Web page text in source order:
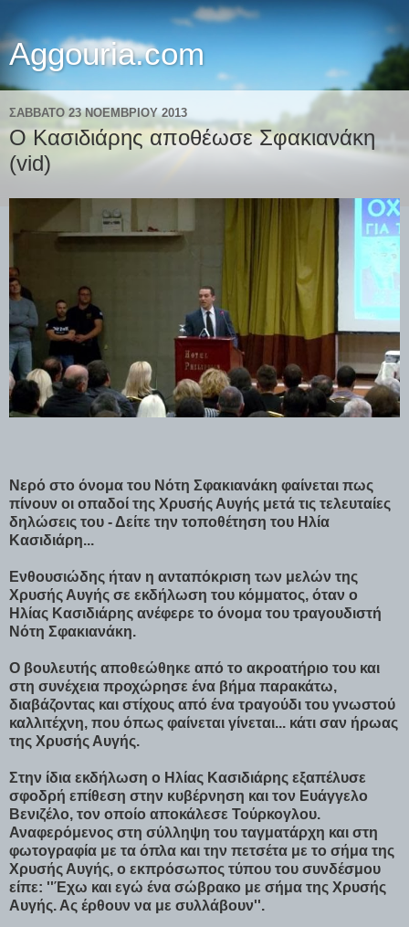
Aggouria.com
ΣΆΒΒΑΤΟ 23 ΝΟΕΜΒΡΊΟΥ 2013
Ο Κασιδιάρης αποθέωσε Σφακιανάκη
(vid)
Νερό στο όνομα του Νότη Σφακιανάκη φαίνεται πως
πίνουν οι οπαδοί της Χρυσής Αυγής μετά τις τελευταίες
δηλώσεις του - Δείτε την τοποθέτηση του Ηλία
Κασιδιάρη...
Ενθουσιώδης ήταν η ανταπόκριση των μελών της
Χρυσής Αυγής σε εκδήλωση του κόμματος, όταν ο
Ηλίας Κασιδιάρης ανέφερε το όνομα του τραγουδιστή
Νότη Σφακιανάκη.
Ο βουλευτής αποθεώθηκε από το ακροατήριο του και
στη συνέχεια προχώρησε ένα βήμα παρακάτω,
διαβάζοντας και στίχους από ένα τραγούδι του γνωστού
καλλιτέχνη, που όπως φαίνεται γίνεται... κάτι σαν ήρωας
της Χρυσής Αυγής.
Στην ίδια εκδήλωση ο Ηλίας Κασιδιάρης εξαπέλυσε
σφοδρή επίθεση στην κυβέρνηση και τον Ευάγγελο
Βενιζέλο, τον οποίο αποκάλεσε Τούρκογλου.
Αναφερόμενος στη σύλληψη του ταγματάρχη και στη
φωτογραφία με τα όπλα και την πετσέτα με το σήμα της
Χρυσής Αυγής, ο εκπρόσωπος τύπου του συνδέσμου
είπε: ''Έχω και εγώ ένα σώβρακο με σήμα της Χρυσής
Αυγής. Ας έρθουν να με συλλάβουν''.